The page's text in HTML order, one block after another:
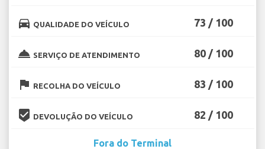
directions_car QUALIDADE DO VEÍCULO 73 / 100
room_service SERVIÇO DE ATENDIMENTO 80 / 100
flag RECOLHA DO VEÍCULO 83 / 100
beenhere DEVOLUÇÃO DO VEÍCULO 82 / 100
Fora do Terminal